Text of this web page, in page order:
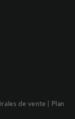
de vente | Plan